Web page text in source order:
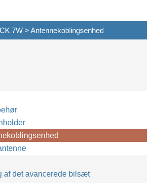
7W > Antennekoblingsenhed
af det avancerede bilsæt